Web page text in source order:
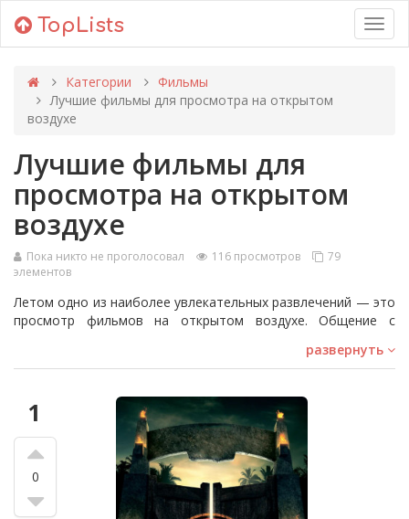
TopLists
Категории
Фильмы
Лучшие фильмы для просмотра на открытом
воздухе
Лучшие фильмы для
просмотра на открытом
воздухе
Пока никто не проголосовал 116 просмотров
79
элементов
Летом одно из наиболее увлекательных развлечений — это
просмотр фильмов на открытом воздухе. Общение с
фильмом, это невероятно весело. Но какой фильм будет
лучшим для такого просмотра?
И правда, существуют фильмы, которые особенно хорошо
подходят для просмотра на открытом воздухе. Не важно
будете ли вы смотреть его с друзьями или незнакомцами,
они смогут подарить вам незабываемые впечатления.
В этом списке собраны лучшие фильмы для просмотра на
открытом воздухе. Голосуйте за ваш любимый фильм для
развернуть
1
0